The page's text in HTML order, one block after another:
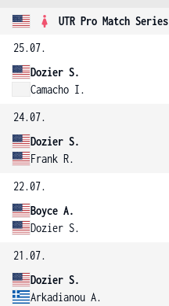
UTR Pro Match Series
25.07.
Dozier S.
Camacho I.
24.07.
Dozier S.
Frank R.
22.07.
Boyce A.
Dozier S.
21.07.
Dozier S.
Arkadianou A.